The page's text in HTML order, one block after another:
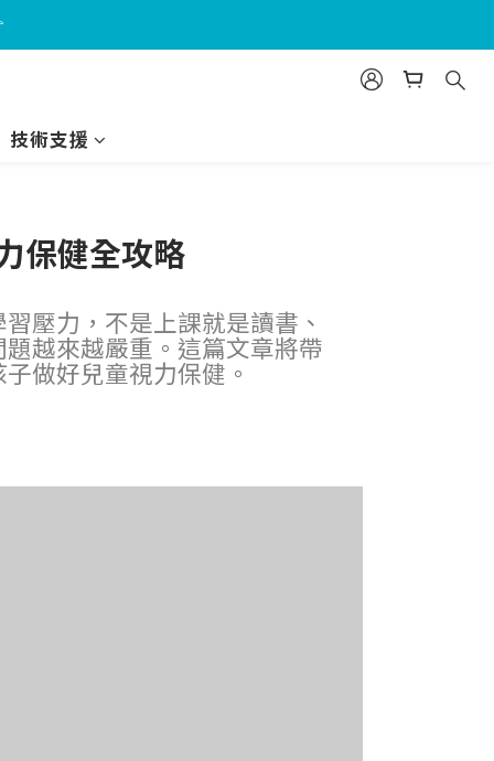
技術支援
保健全攻略
壓力，不是上課就是讀書、
越來越嚴重。這篇文章將帶
做好兒童視力保健。